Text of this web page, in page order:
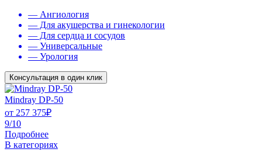
— Ангиология
— Для акушерства и гинекологии
— Для сердца и сосудов
— Универсальные
— Урология
Консультация в один клик
Mindray DP-50
от 257 375₽
9/10
Подробнее
В категориях